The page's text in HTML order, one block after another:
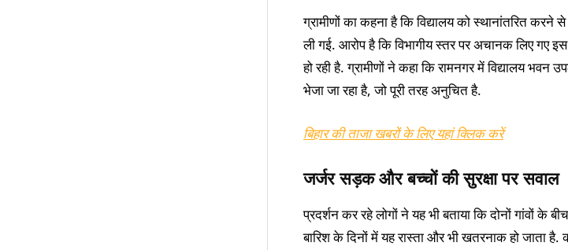
ग्रामीणों का कहना है कि विद्यालय को स्थानांतरित करने
ली गई. आरोप है कि विभागीय स्तर पर अचानक लिए गए
हो रही है. ग्रामीणों ने कहा कि रामनगर में विद्यालय भवन
भेजा जा रहा है, जो पूरी तरह अनुचित है.
बिहार की ताजा खबरों के लिए यहां क्लिक करें
जर्जर सड़क और बच्चों की सुरक्षा पर सवाल
प्रदर्शन कर रहे लोगों ने यह भी बताया कि दोनों गांवों के
बारिश के दिनों में यह रास्ता और भी खतरनाक हो जाता